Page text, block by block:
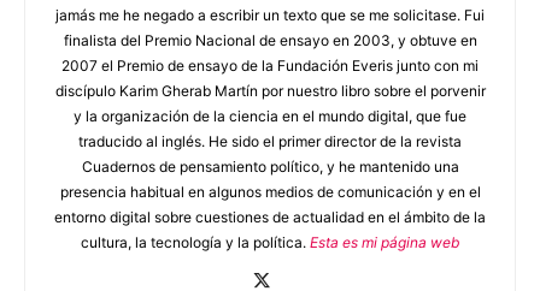
jamás me he negado a escribir un texto que se me solicitase. Fui
finalista del Premio Nacional de ensayo en 2003, y obtuve en
2007 el Premio de ensayo de la Fundación Everis junto con mi
discípulo Karim Gherab Martín por nuestro libro sobre el porvenir
y la organización de la ciencia en el mundo digital, que fue
traducido al inglés. He sido el primer director de la revista
Cuadernos de pensamiento político, y he mantenido una
presencia habitual en algunos medios de comunicación y en el
entorno digital sobre cuestiones de actualidad en el ámbito de la
cultura, la tecnología y la política. Esta es mi página web